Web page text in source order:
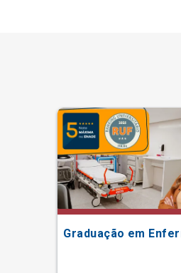
Graduação em